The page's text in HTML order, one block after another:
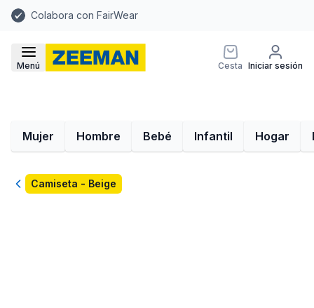
Colabora con FairWear
Menú Cesta Iniciar sesión
Mujer Hombre Bebé Infantil Hogar
VolverCamiseta - Beige